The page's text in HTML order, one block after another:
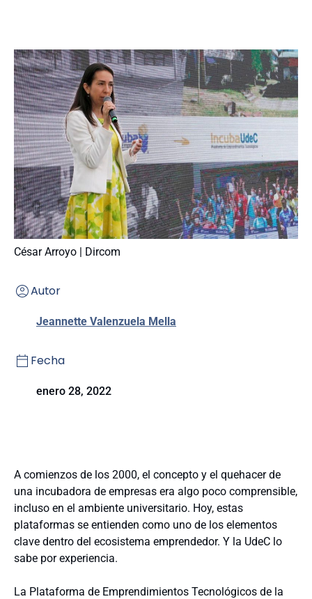
César Arroyo | Dircom
Autor
Jeannette Valenzuela Mella
Fecha
enero 28, 2022
A comienzos de los 2000, el concepto y el quehacer de
una incubadora de empresas era algo poco comprensible,
incluso en el ambiente universitario. Hoy, estas
plataformas se entienden como uno de los elementos
clave dentro del ecosistema emprendedor. Y la UdeC lo
sabe por experiencia.
La Plataforma de Emprendimientos Tecnológicos de la